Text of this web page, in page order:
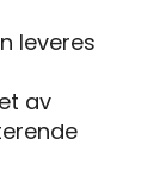
leveres
av